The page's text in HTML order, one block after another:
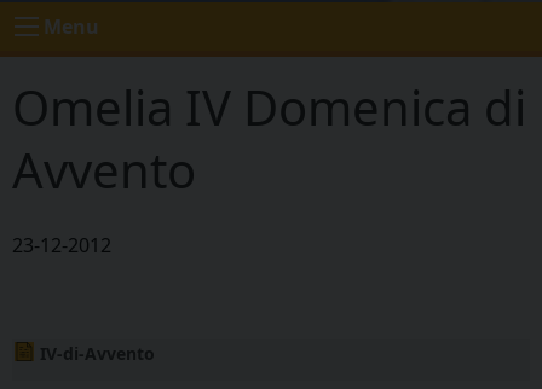
Menu
Omelia IV Domenica di
Avvento
23-12-2012
IV-di-Avvento